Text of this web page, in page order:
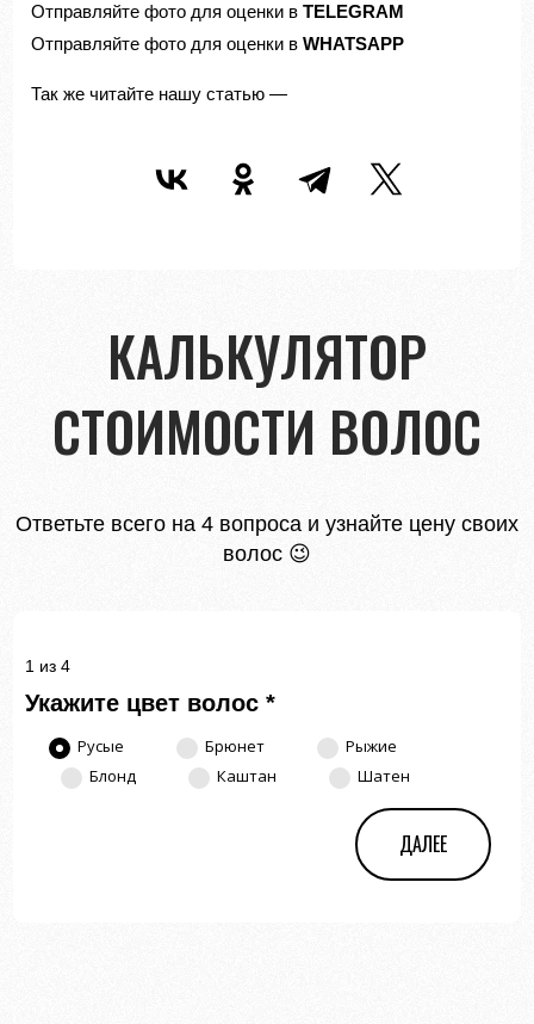
Отправляйте фото для оценки вTELEGRAM
Отправляйте фото для оценки вWHATSAPP
Так же читайте нашу статью —
КАЛЬКУЛЯТОР
СТОИМОСТИ ВОЛОС
Ответьте всего на 4 вопроса и узнайте цену своих
волос 😉
1 из 4
Укажите цвет волос*
Русые Брюнет
Рыжие
Блонд
Каштан Шатен
ДАЛЕЕ